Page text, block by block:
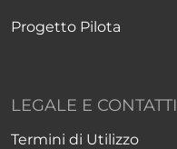
Progetto Pilota
LEGALE E CONTATTI
Termini di Utilizzo